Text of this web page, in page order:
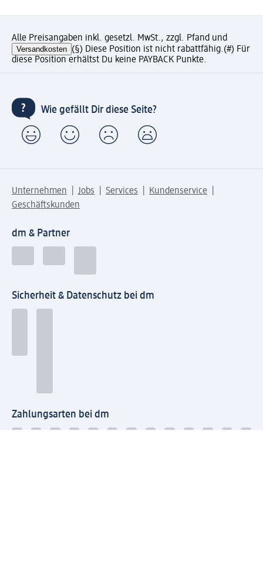
Alle Preisangaben inkl. gesetzl. MwSt., zzgl. Pfand und
Versandkosten (§) Diese Position ist nicht rabattfähig.(#) Für
diese Position erhältst Du keine PAYBACK Punkte.
Wie gefällt Dir diese Seite?
Unternehmen Jobs Services
Kundenservice
Geschäftskunden
dm & Partner
Sicherheit & Datenschutz bei dm
Zahlungsarten bei dm